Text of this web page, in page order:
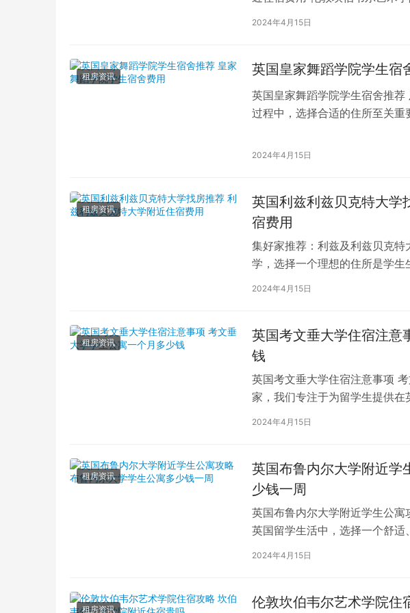
2024年4月15日
租房资讯 英国皇家舞蹈学院学生宿
英国皇家舞蹈学院学生宿舍推
过程中，选择合适的住所至关重
2024年4月15日
租房资讯
英国利兹利兹贝克特大学
宿费用
集好家推荐：利兹及利兹贝克
学，选择一个理想的住所是学生
学（以下简称利兹贝大）作为英
2024年4月15日
租房资讯
英国考文垂大学住宿注意
钱
英国考文垂大学住宿注意事项
家，我们专注于为留学生提供
深入探讨英国考文垂大学住宿的
2024年4月15日
租房资讯
英国布鲁内尔大学附近学
少钱一周
英国布鲁内尔大学附近学生公
英国留学生活中，选择一个舒适
2024年4月15日
租房资讯 伦敦坎伯韦尔艺术学院住